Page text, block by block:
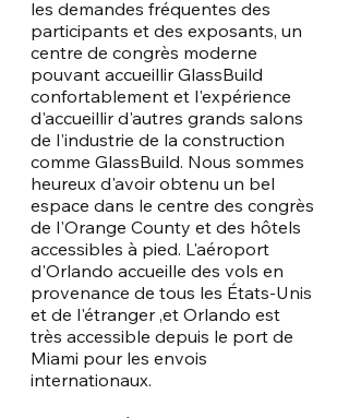
les demandes fréquentes des
participants et des exposants, un
centre de congrès moderne
pouvant accueillir GlassBuild
confortablement et l'expérience
d'accueillir d'autres grands salons
de l'industrie de la construction
comme GlassBuild. Nous sommes
heureux d'avoir obtenu un bel
espace dans le centre des congrès
de l'Orange County et des hôtels
accessibles à pied. L'aéroport
d'Orlando accueille des vols en
provenance de tous les États-Unis
et de l'étranger ,et Orlando est
très accessible depuis le port de
Miami pour les envois
internationaux.